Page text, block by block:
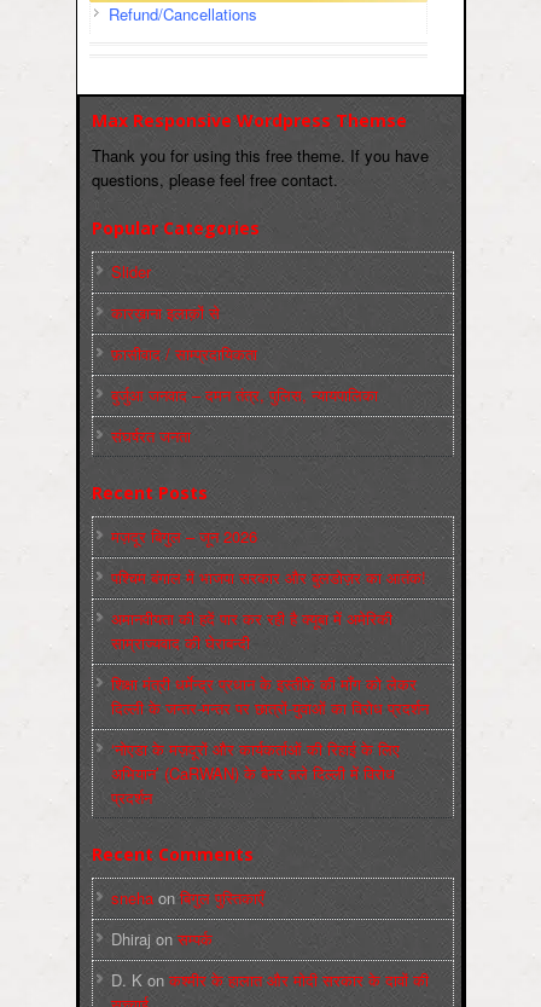
Refund/Cancellations
Max Responsive Wordpress Themse
Thank you for using this free theme. If you have
questions, please feel free contact.
Popular Categories
Slider
कारख़ाना इलाक़ों से
फ़ासीवाद / साम्‍प्रदायिकता
बुर्जुआ जनवाद – दमन तंत्र, पुलिस, न्‍यायपालिका
संघर्षरत जनता
Recent Posts
मज़दूर बिगुल – जून 2026
पश्चिम बंगाल में भाजपा सरकार और बुलडोज़र का आतंक!
अमानवीयता की हदें पार कर रही है क्यूबा में अमेरिकी
साम्राज्यवाद की घेराबन्दी
शिक्षा मंत्री धर्मेन्द्र प्रधान के इस्तीफ़े की माँग को लेकर
दिल्ली के जन्तर-मन्तर पर छात्रों-युवाओं का विरोध प्रदर्शन
‘नोएडा के मज़दूरों और कार्यकर्ताओं की रिहाई के लिए
अभियान’ (CaRWAN) के बैनर तले दिल्ली में विरोध
प्रदर्शन
Recent Comments
sneha on बिगुल पुस्तिकाएँ
Dhiraj on सम्पर्क
D. K on कश्मीर के हालात और मोदी सरकार के दावों की